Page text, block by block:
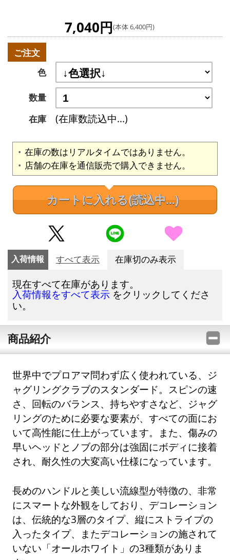
7,040円(本体 6,400円)
ご注文
色
数量
在庫
(在庫数読込中...)
在庫の数はリアルタイムではありません。
店舗の在庫を通信販売で購入できません。
カートに入れる(読込中...)
入荷情報 すべて表示 在庫切のみ表示
現在すべて在庫があります。
入荷情報をすべて表示 をクリックしてくださ
い。
商品紹介
世界中でプロアマ問わず広く使われている、ジ
ャグリングクラブのスタンダード。スピンの速
さ、回転のバランス、持ちやすさなど、ジャグ
リングのために必要な要素が、すべての面にお
いて高性能に仕上がっています。また、傷みの
早いヘッドとノブの部分は強固にボディに接着
され、耐久性の大変高い仕様になっています。
長めのハンドルと美しい流線型が特徴の、非常
にスマートな外観をしており、デコレーション
は、伝統的な3層のタイプ、縦にストライプの
入ったタイプ、またデコレーションの施されて
いない「オールホワイト」の3種類がありま